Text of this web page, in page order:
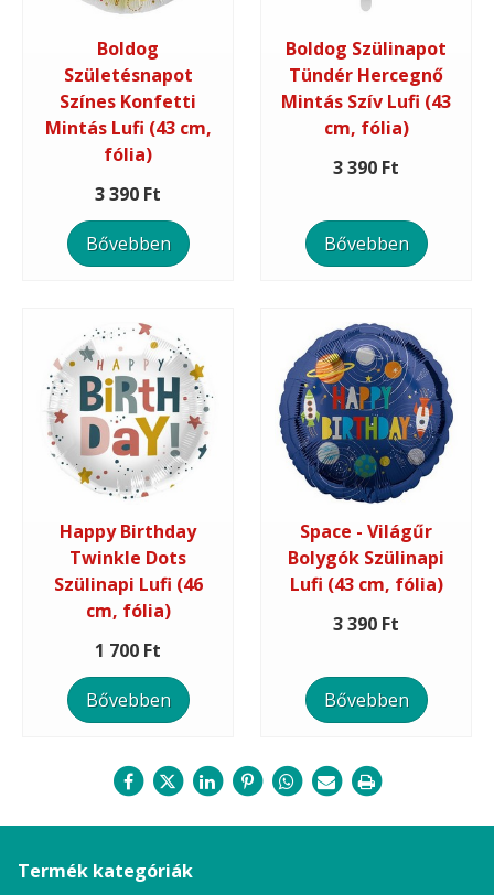
Boldog
Születésnapot
Színes Konfetti
Mintás Lufi (43 cm,
fólia)
3 390 Ft
Bővebben
Boldog Szülinapot
Tündér Hercegnő
Mintás Szív Lufi (43
cm, fólia)
3 390 Ft
Bővebben
Happy Birthday
Twinkle Dots
Szülinapi Lufi (46
cm, fólia)
1 700 Ft
Bővebben
Space - Világűr
Bolygók Szülinapi
Lufi (43 cm, fólia)
3 390 Ft
Bővebben
Termék kategóriák